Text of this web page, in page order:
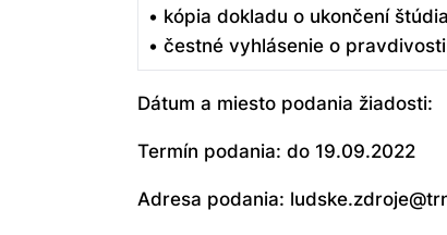
• kópia dokladu o ukončení
• čestné vyhlásenie o
Dátum a miesto podania žiadosti:
Termín podania: do 19.09.2022
Adresa podania: